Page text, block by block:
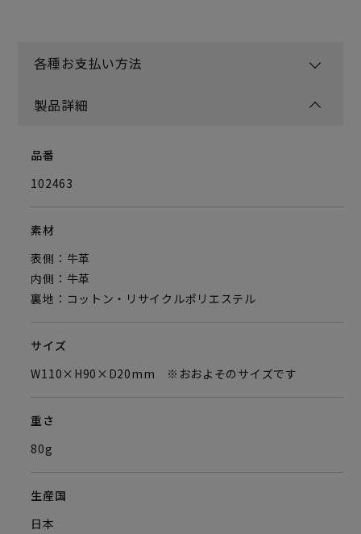
各種お支払い方法
製品詳細
品番
102463
素材
表側：牛革
内側：牛革
裏地：コットン・リサイクルポリエステル
サイズ
W110×H90×D20mm ※おおよそのサイズです
重さ
80g
生産国
日本